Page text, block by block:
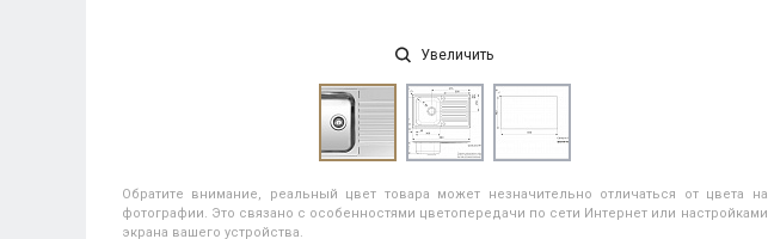
Увеличить
Обратите внимание, реальный цвет товара может незначительно отличаться от цвета на
фотографии. Это связано с особенностями цветопередачи по сети Интернет или настройками
экрана вашего устройства.